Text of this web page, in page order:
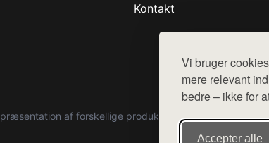
Vi bruger
mere relevant
bedre – ikke for
Accepter alle
Kontakt
af forskellige produkter fra diverse